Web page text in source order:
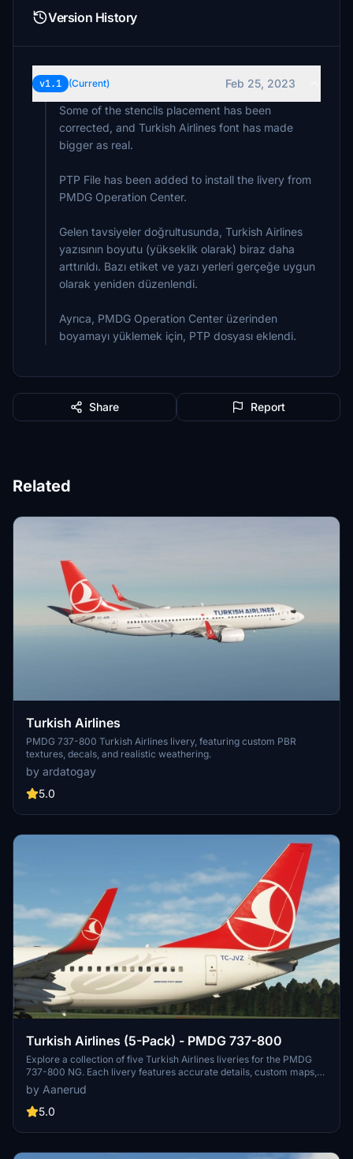
Version History
v1.1 (Current)
Feb 25, 2023
Some of the stencils placement has been
corrected, and Turkish Airlines font has made
bigger as real.
PTP File has been added to install the livery from
PMDG Operation Center.
Gelen tavsiyeler doğrultusunda, Turkish Airlines
yazısının boyutu (yükseklik olarak) biraz daha
arttırıldı. Bazı etiket ve yazı yerleri gerçeğe uygun
olarak yeniden düzenlendi.
Ayrıca, PMDG Operation Center üzerinden
boyamayı yüklemek için, PTP dosyası eklendi.
Share Report
Related
Turkish Airlines
PMDG 737-800 Turkish Airlines livery, featuring custom PBR
textures, decals, and realistic weathering.
by ardatogay
5.0
Turkish Airlines (5-Pack) - PMDG 737-800
Explore a collection of five Turkish Airlines liveries for the PMDG
737-800 NG. Each livery features accurate details, custom maps,
and realistic colors based on the latest photos. Available
registrations include TC-JHL, TC-JVJ, TC-JVO, TC-JVZ, and TC-
JZF. Install easily via the provided .ptp file in the PMDG Operations
community for updates and support.
by Aanerud
5.0